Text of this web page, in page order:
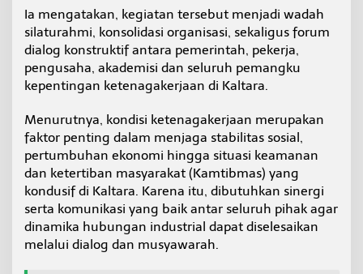
r
i
a
l
H
o
n
i
Ia mengatakan, kegiatan tersebut menjadi wadah
silaturahmi, konsolidasi organisasi, sekaligus forum
dialog konstruktif antara pemerintah, pekerja,
pengusaha, akademisi dan seluruh pemangku
kepentingan ketenagakerjaan di Kaltara.
Menurutnya, kondisi ketenagakerjaan merupakan
faktor penting dalam menjaga stabilitas sosial,
pertumbuhan ekonomi hingga situasi keamanan
dan ketertiban masyarakat (Kamtibmas) yang
kondusif di Kaltara. Karena itu, dibutuhkan sinergi
serta komunikasi yang baik antar seluruh pihak agar
dinamika hubungan industrial dapat diselesaikan
melalui dialog dan musyawarah.